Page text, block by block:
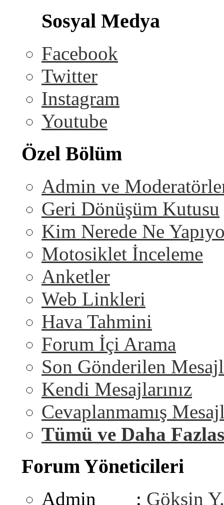
Sosyal Medya
Facebook
Twitter
Instagram
Youtube
Özel Bölüm
Admin ve
Geri Dönüşüm Kutusu
Kim Nerede Ne
Motosiklet İnceleme
Anketler
Web Linkleri
Hava Tahmini
Forum İçi Arama
Son Gönderilen
Kendi Mesajlarınız
Cevaplanmamış
Tümü ve Daha
Forum Yöneticileri
Admin : Gökşin